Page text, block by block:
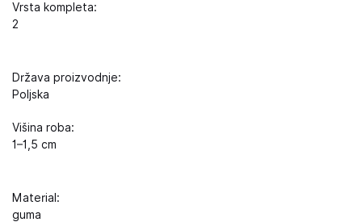
Vrsta kompleta:
2
Država proizvodnje:
Poljska
Višina roba:
1–1,5 cm
Material:
guma